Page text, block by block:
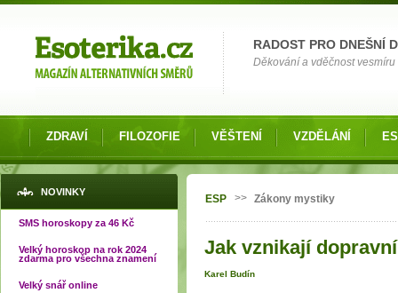
RADOST PRO DNEŠNÍ
Děkování a vděčnost
ZDRAVÍ FILOZOFIE VĚŠTENÍ VZDĚLÁNÍ
NOVINKY
SMS horoskopy za 46 Kč
Velký horoskop na rok 2024
zdarma pro všechna znamení
Velký snář online
Jste zde
ESP >> Zákony mystiky
Jak vznikají
Karel Budín